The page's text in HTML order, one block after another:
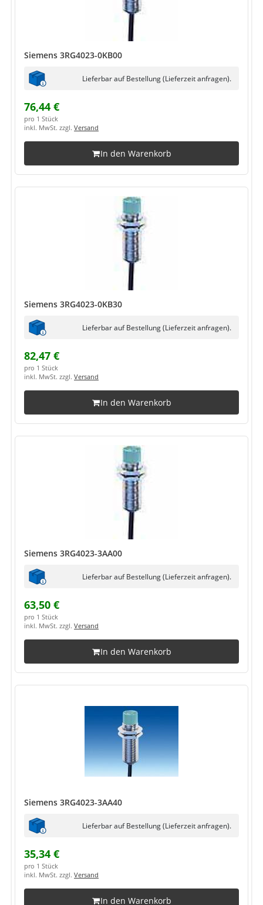
Siemens 3RG4023-0KB00
Lieferbar auf Bestellung (Lieferzeit anfragen).
76,44 €
pro 1 Stück
inkl. MwSt. zzgl. Versand
In den Warenkorb
Siemens 3RG4023-0KB30
Lieferbar auf Bestellung (Lieferzeit anfragen).
82,47 €
pro 1 Stück
inkl. MwSt. zzgl. Versand
In den Warenkorb
Siemens 3RG4023-3AA00
Lieferbar auf Bestellung (Lieferzeit anfragen).
63,50 €
pro 1 Stück
inkl. MwSt. zzgl. Versand
In den Warenkorb
Siemens 3RG4023-3AA40
Lieferbar auf Bestellung (Lieferzeit anfragen).
35,34 €
pro 1 Stück
inkl. MwSt. zzgl. Versand
In den Warenkorb